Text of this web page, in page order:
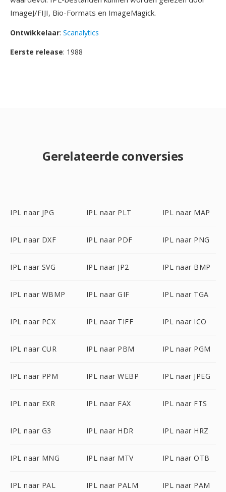
ImageJ/FIJI, Bio-Formats en ImageMagick.
Ontwikkelaar: Scanalytics
Eerste release: 1988
Gerelateerde conversies
IPL naar JPG IPL naar PLT IPL naar MAP
IPL naar DXF IPL naar PDF IPL naar PNG
IPL naar SVG IPL naar JP2 IPL naar BMP
IPL naar WBMP IPL naar GIF IPL naar TGA
IPL naar PCX IPL naar TIFF IPL naar ICO
IPL naar CUR IPL naar PBM IPL naar PGM
IPL naar PPM IPL naar WEBP IPL naar JPEG
IPL naar EXR IPL naar FAX IPL naar FTS
IPL naar G3 IPL naar HDR IPL naar HRZ
IPL naar MNG IPL naar MTV IPL naar OTB
IPL naar PAL IPL naar PALM IPL naar PAM